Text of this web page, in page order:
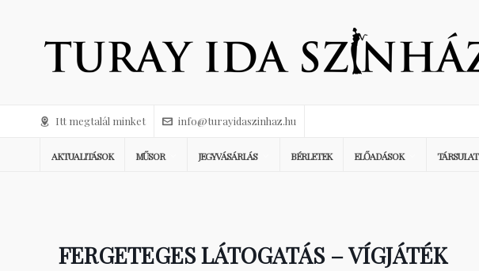
Itt megtalál minket info@turayidaszinhaz.hu
AKTUALITÁSOK MŰSOR JEGYVÁSÁRLÁS BÉRLETEK ELŐADÁSOK TÁRSULAT
FERGETEGES LÁTOGATÁS – VÍGJÁTÉK